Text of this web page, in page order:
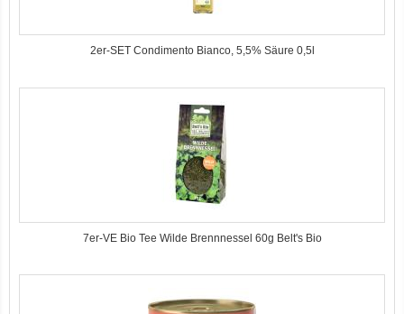
2er-SET Condimento Bianco, 5,5% Säure 0,5l
7er-VE Bio Tee Wilde Brennnessel 60g Belt's Bio